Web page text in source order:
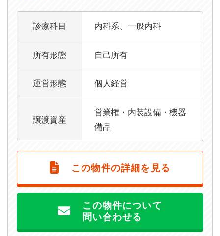
診療科目 内科系、一般内科
所有形態 自己所有
運営形態 個人経営
譲渡資産
営業権・内装設備・機器
備品
この物件の詳細を見る
この物件について
問い合わせる